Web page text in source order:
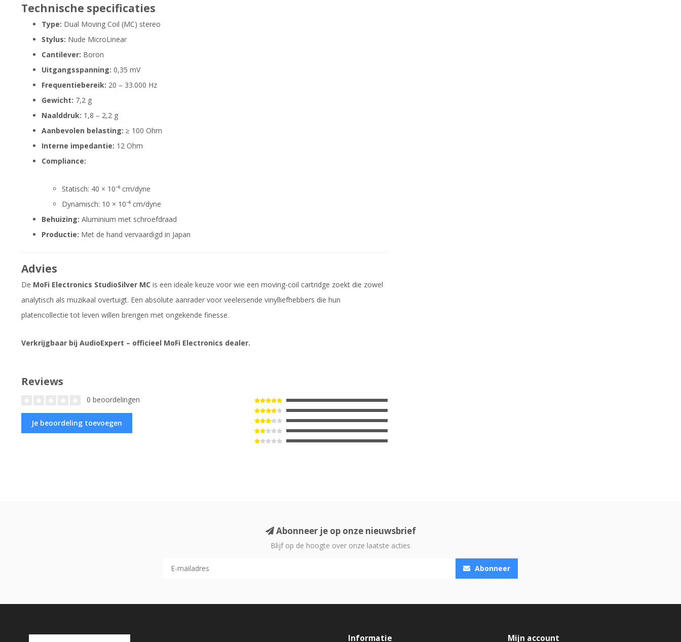
Technische specificaties
Type: Dual Moving Coil (MC) stereo
Stylus: Nude MicroLinear
Cantilever: Boron
Uitgangsspanning: 0,35 mV
Frequentiebereik: 20 – 33.000 Hz
Gewicht: 7,2 g
Naalddruk: 1,8 – 2,2 g
Aanbevolen belasting: ≥ 100 Ohm
Interne impedantie: 12 Ohm
Compliance:
Statisch: 40 × 10⁻⁶ cm/dyne
Dynamisch: 10 × 10⁻⁶ cm/dyne
Behuizing: Aluminium met schroefdraad
Productie: Met de hand vervaardigd in Japan
Advies
De MoFi Electronics StudioSilver MC is een ideale keuze voor wie een moving-coil cartridge zoekt die zowel
analytisch als muzikaal overtuigt. Een absolute aanrader voor veeleisende vinyl­liefhebbers die hun
platencollectie tot leven willen brengen met ongekende finesse.
Verkrijgbaar bij AudioExpert – officieel MoFi Electronics dealer.
Reviews
0 beoordelingen
Je beoordeling toevoegen
Abonneer je op onze nieuwsbrief
Blijf op de hoogte over onze laatste acties
Abonneer
Informatie Mijn account